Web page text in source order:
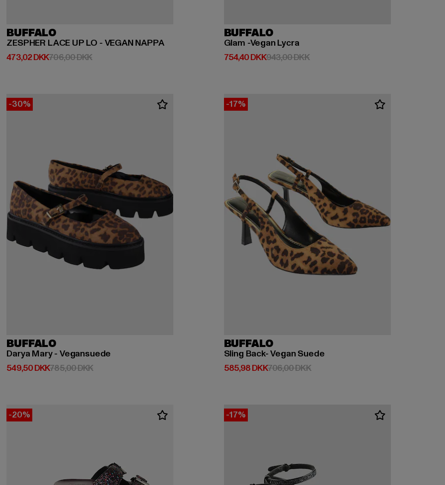
BUFFALO
ZESPHER LACE UP LO - VEGAN NAPPA
473,02 DKK
Nuværende pris: 473,02 DKK
706,00 DKKKampagnepris: 706,00 DKK
BUFFALO
Glam -Vegan Lycra
754,40 DKK
Nuværende pris: 754,40 DKK
943,00 DKKKampagnepris: 943,00 DKK
-30%
BUFFALO
Darya Mary - Vegansuede
549,50 DKK
Nuværende pris: 549,50 DKK
785,00 DKKKampagnepris: 785,00 DKK
-17%
BUFFALO
Sling Back- Vegan Suede
585,98 DKK
Nuværende pris: 585,98 DKK
706,00 DKKKampagnepris: 706,00 DKK
-20% -17%